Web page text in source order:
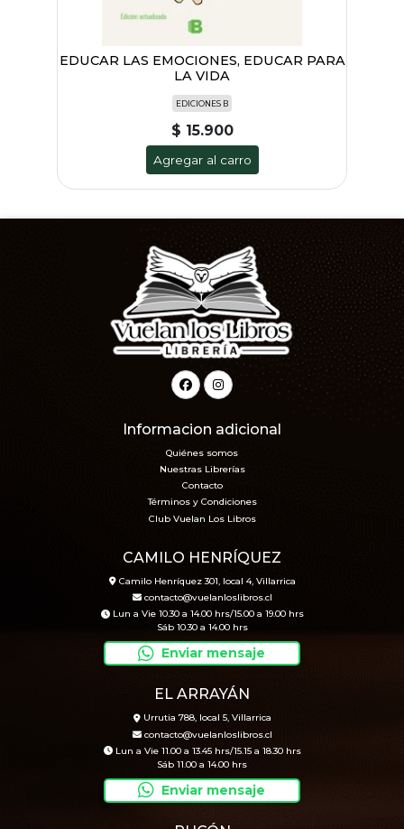
EDUCAR LAS EMOCIONES, EDUCAR PARA
LA VIDA
EDICIONES B
$ 15.900
Agregar al carro
Informacion adicional
Quiénes somos
Nuestras Librerías
Contacto
Términos y Condiciones
Club Vuelan Los Libros
CAMILO HENRÍQUEZ
Camilo Henríquez 301, local 4, Villarrica
contacto@vuelanloslibros.cl
Lun a Vie 10.30 a 14.00 hrs/15.00 a 19.00 hrs
Sáb 10.30 a 14.00 hrs
Enviar mensaje
EL ARRAYÁN
Urrutia 788, local 5, Villarrica
contacto@vuelanloslibros.cl
Lun a Vie 11.00 a 13.45 hrs/15.15 a 18.30 hrs
Sáb 11.00 a 14.00 hrs
Enviar mensaje